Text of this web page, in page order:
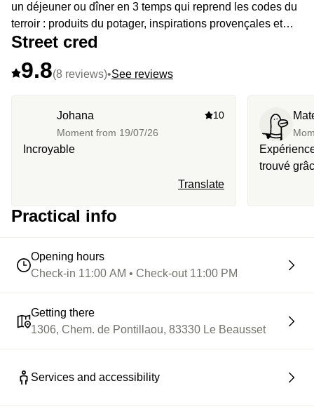
un déjeuner ou dîner en 3 temps qui reprend les codes du
terroir : produits du potager, inspirations provençales et
accords maison. Décor authentique : pierre, bois,
Street cred
9.8(8 reviews)•See reviews
Johana
Moment from 19/07/26
10
Incroyable
Translate
trouvé
Practical info
Opening hours
Check-in 11:00 AM • Check-out 11:00 PM
Getting there
1306, Chem. de Pontillaou, 83330 Le Beausset
Services and accessibility